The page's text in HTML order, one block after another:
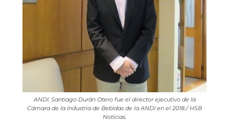
ANDI. Santiago Durán Otero fue el director ejecutivo de la
Cámara de la Industria de Bebidas de la ANDI en el 2018./ HSB
Noticias.